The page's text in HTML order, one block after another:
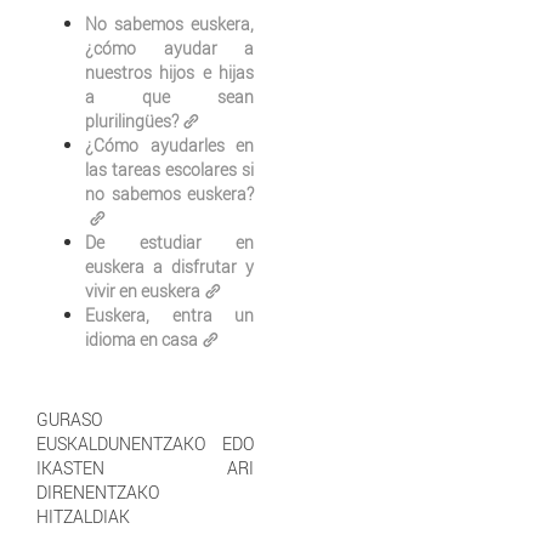
No sabemos euskera,
¿cómo ayudar a
nuestros hijos e hijas
a que sean
plurilingües?
¿Cómo ayudarles en
las tareas escolares si
no sabemos euskera?
De estudiar en
euskera a disfrutar y
vivir en euskera
Euskera, entra un
idioma en casa
GURASO
EUSKALDUNENTZAKO EDO
IKASTEN ARI
DIRENENTZAKO
HITZALDIAK